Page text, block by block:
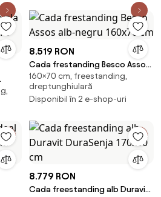
8.519 RON
Cada frestanding Besco Assos
alb-negru 160x70 cm
160×70 cm, freestanding,
dreptunghiulară
Disponibil în 2 e-shop-uri
8.779 RON
Cada freestanding alb Duravit